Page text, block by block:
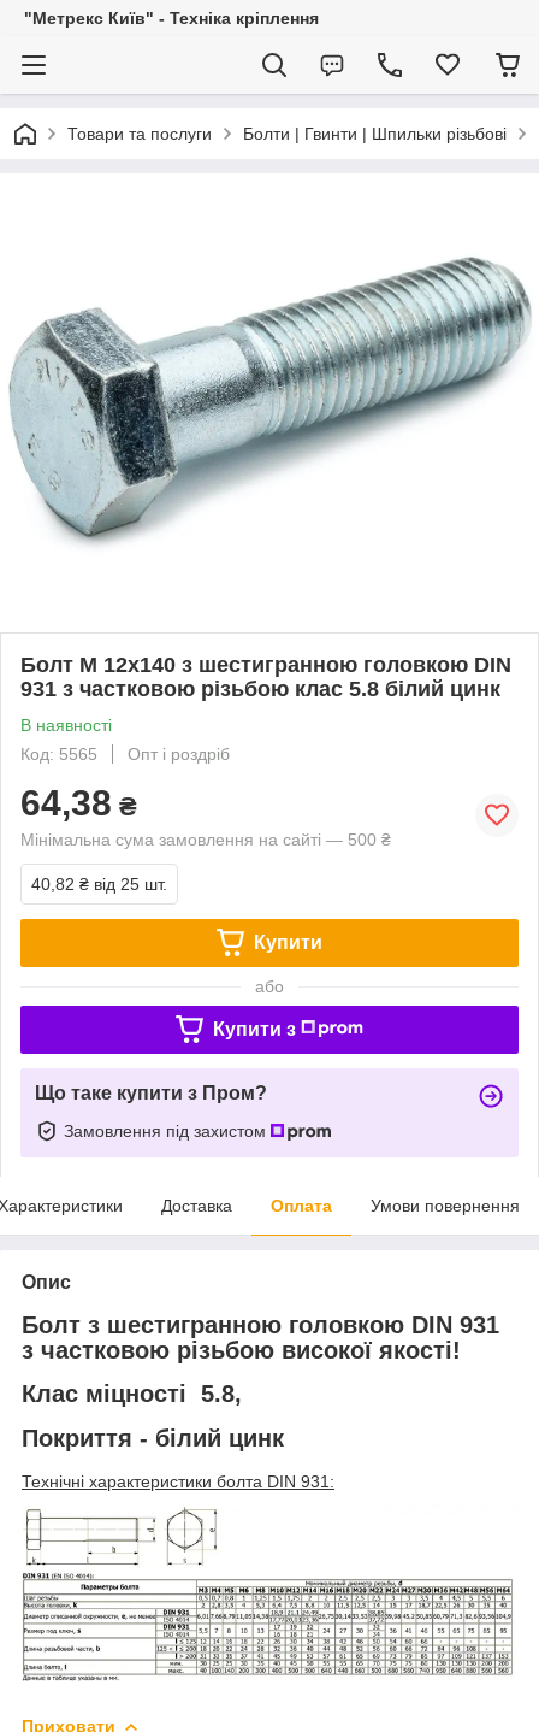
"Метрекс Київ" - Техніка кріплення
Товари та послуги Болти | Гвинти | Шпильки різьбові
Болт М 12х140 з шестигранною головкою DIN
931 з частковою різьбою клас 5.8 білий цинк
В наявності
Код: 5565
Опт і роздріб
64,38 ₴
Мінімальна сума замовлення на сайті — 500 ₴
40,82 ₴ від 25 шт.
Купити
або
Купити з
Що таке купити з Пром?
Замовлення під захистом
Доставка Оплата Умови повернення
Опис
Болт з шестигранною головкою DIN 931
з частковою різьбою високої якості!
Клас міцності 5.8,
Покриття - білий цинк
Технічні характеристики болта DIN 931:
Приховати